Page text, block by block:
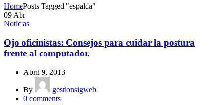
HomePosts Tagged "espalda"
09Abr
Noticias
Ojo oficinistas: Consejos para cuidar la postura
frente al computador.
Abril 9, 2013
By
gestionsigweb
0 comments